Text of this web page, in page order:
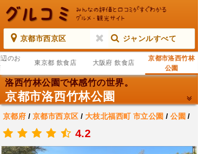
京都市西京区 ジャンルすべて
のお
東京都 飲食店 大阪府 飲食店
京都市洛西竹林
公園
洛西竹林公園で体感竹の世界。
京都市洛西竹林公園
京都府 / 京都市西京区 / 大枝北福西町 市立公園 /公園 /
.
4.2